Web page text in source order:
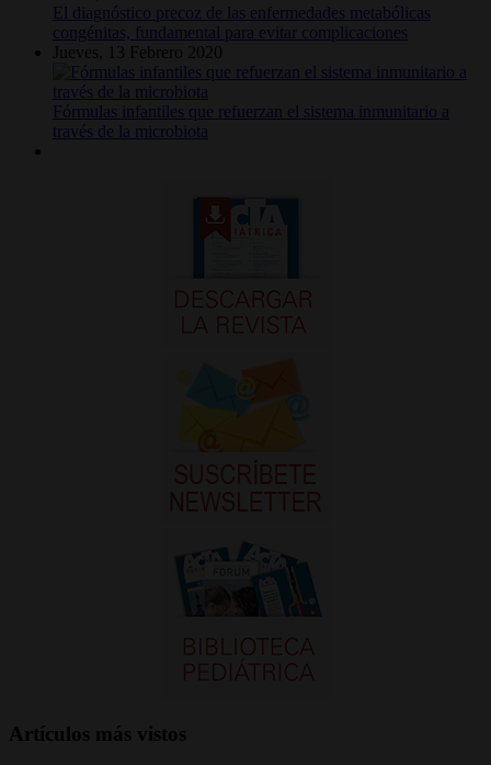
El diagnóstico precoz de las enfermedades metabólicas
congénitas, fundamental para evitar complicaciones
Jueves, 13 Febrero 2020
Fórmulas infantiles que refuerzan el sistema inmunitario a
través de la microbiota
Artículos más vistos